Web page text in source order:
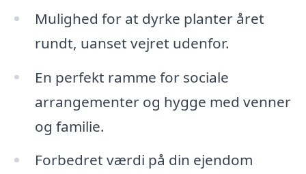
Mulighed for at dyrke planter året
rundt, uanset vejret udenfor.
En perfekt ramme for sociale
arrangementer og hygge med venner
og familie.
Forbedret værdi på din ejendom